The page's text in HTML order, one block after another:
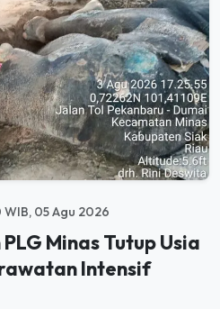
WIB, 05 Agu 2026
Minas Tutup Usia
Intensif